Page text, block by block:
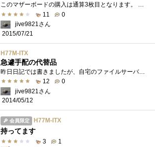
このマザーボードの購入は通算3枚目となります。 元々はCorei5-3570Kのプレミアムレビューをさせていただいた際に、レビューテーマとして挙げて...
11
0
jive9821さん
2015/07/21
H77M-ITX
急遽手配の代替品
昨日日記では書きましたが、自宅のファイルサーバー兼DLNAサーバー兼録画サーバーが故障しました。これは以前Corei5-3570Kのプレミアムレビューを�...
12
0
jive9821さん
2014/05/12
会員限定 H77M-ITX
持ってます
3
1